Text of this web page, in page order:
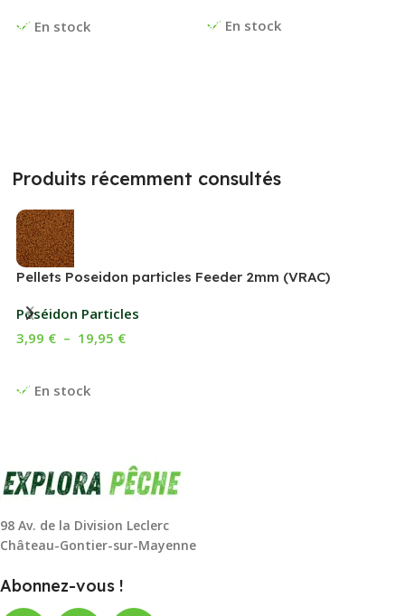
En stock En stock
Produits récemment consultés
Pellets Poseidon particles Feeder 2mm (VRAC)
Poséidon Particles
En stock
3,99 € – 19,95 €
98 Av. de la Division Leclerc
Château-Gontier-sur-Mayenne
Abonnez-vous !